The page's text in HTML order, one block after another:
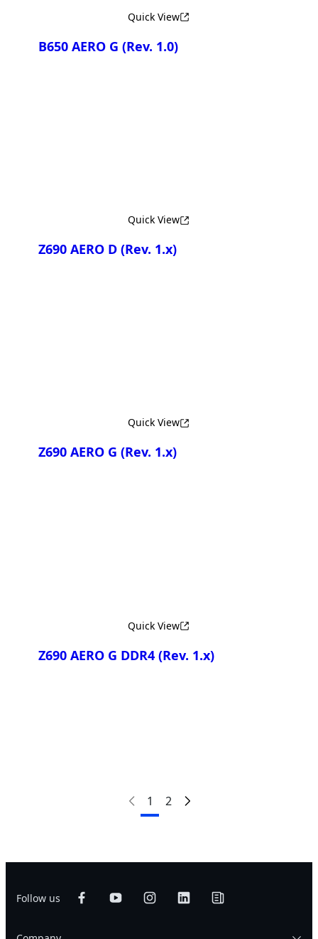
Quick View
B650 AERO G (Rev. 1.0)
Quick View
Z690 AERO D (Rev. 1.x)
Quick View
Z690 AERO G (Rev. 1.x)
Quick View
Z690 AERO G DDR4 (Rev. 1.x)
1 2
Follow us